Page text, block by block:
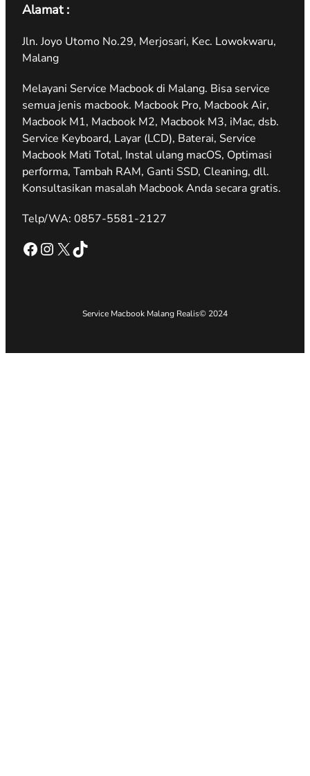
Alamat :
Jln. Joyo Utomo No.29, Merjosari, Kec. Lowokwaru,
Malang
Melayani Service Macbook di Malang. Bisa service
semua jenis macbook. Macbook Pro, Macbook Air,
Macbook M1, Macbook M2, Macbook M3, iMac, dsb.
Service Keyboard, Layar (LCD), Baterai, Service
Macbook Mati Total, Instal ulang macOS, Optimasi
performa, Tambah RAM, Ganti SSD, Cleaning, dll.
Konsultasikan masalah Macbook Anda secara gratis.
Telp/WA: 0857-5581-2127
Facebook Instagram X TikTok
Service Macbook Malang Realis© 2024